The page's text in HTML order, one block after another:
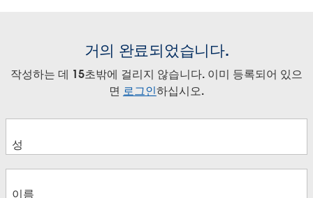
거의 완료되었습니다.
작성하는 데 15초밖에 걸리지 않습니다. 이미 등록되어 있으
면 로그인하십시오.